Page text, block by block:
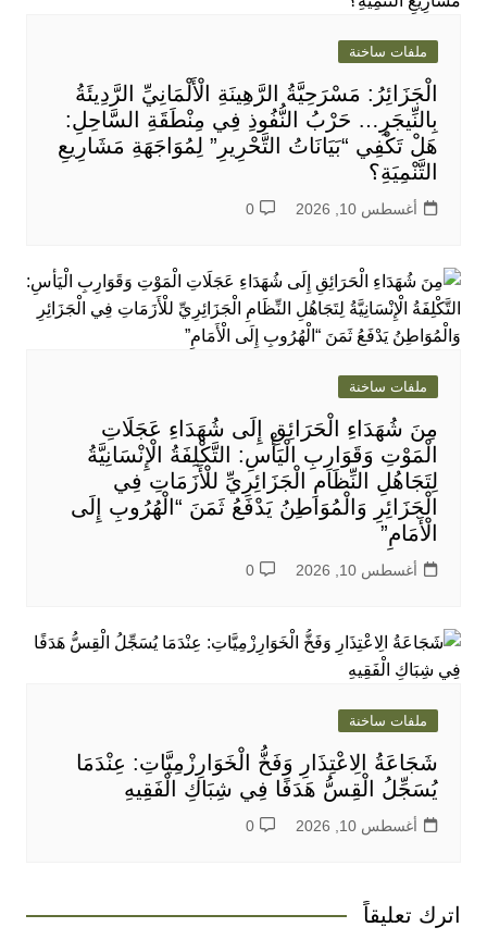
ملفات ساخنة
الْجَزَائِرُ: مَسْرَحِيَّةُ الرَّهِينَةِ الْأَلْمَانِيِّ الرَّدِيئَةُ
بِالنِّيجَرِ… حَرْبُ النُّفُوذِ فِي مِنْطَقَةِ السَّاحِلِ:
هَلْ تَكْفِي “بَيَانَاتُ التَّحْرِيرِ” لِمُوَاجَهَةِ مَشَارِيعِ
التَّنْمِيَةِ؟
أغسطس 10, 2026 0
ملفات ساخنة
مِنَ شُهَدَاءِ الْحَرَائِقِ إِلَى شُهَدَاءِ عَجَلَاتِ
الْمَوْتِ وَقَوَارِبِ الْيَأْسِ: التَّكْلِفَةُ الْإِنْسَانِيَّةُ
لِتَجَاهُلِ النِّظَامِ الْجَزَائِرِيِّ للْأَزَمَاتِ فِي
الْجَزَائِرِ وَالْمُوَاطِنُ يَدْفَعُ ثَمَنَ “الْهُرُوبِ إِلَى
الْأَمَامِ”
أغسطس 10, 2026 0
ملفات ساخنة
شَجَاعَةُ الِاعْتِذَارِ وَفَخُّ الْخَوَارِزْمِيَّاتِ: عِنْدَمَا
يُسَجِّلُ الْقِسُّ هَدَفًا فِي شِبَاكِ الْفَقِيهِ
أغسطس 10, 2026 0
اترك تعليقاً